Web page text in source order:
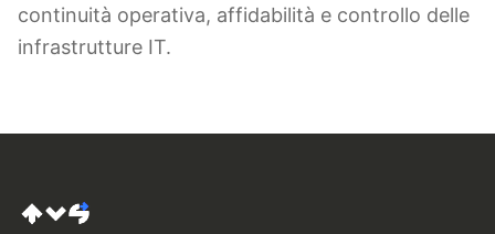
continuità operativa, affidabilità e controllo delle
infrastrutture IT.